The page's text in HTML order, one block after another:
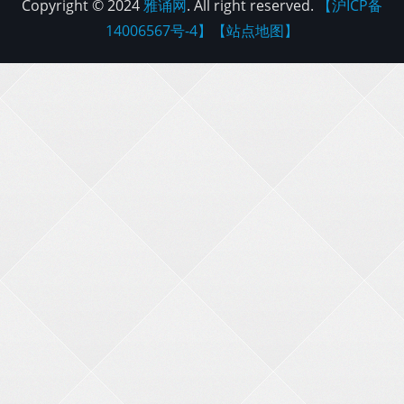
Copyright © 2024雅诵网. All right reserved.
【沪ICP备
14006567号-4】
【站点地图】